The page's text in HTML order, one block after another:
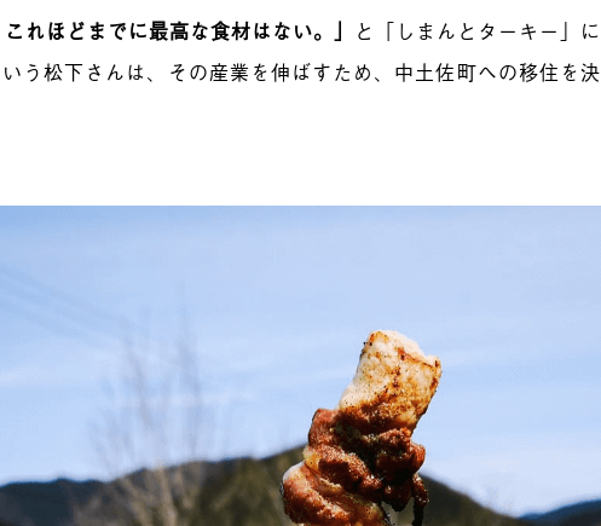
れほどまでに最高な食材はない。」 と「しまんとターキー」に
う松下さんは、その産業を伸ばすため、中土佐町への移住を決